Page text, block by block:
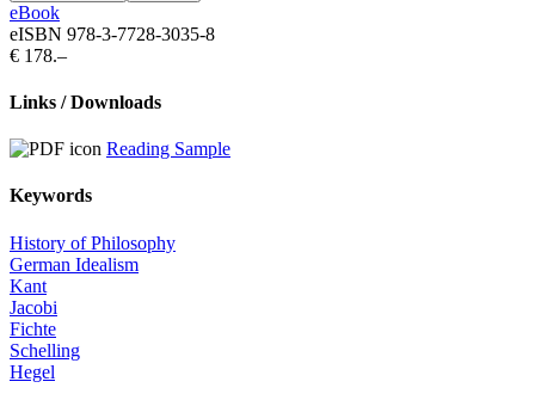
eBook
eISBN 978-3-7728-3035-8
€ 178.–
Links / Downloads
Reading Sample
Keywords
History of Philosophy
German Idealism
Kant
Jacobi
Fichte
Schelling
Hegel